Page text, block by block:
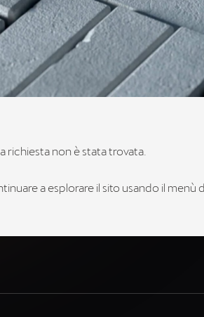
richiesta non è stata trovata.
a esplorare il sito usando il menù